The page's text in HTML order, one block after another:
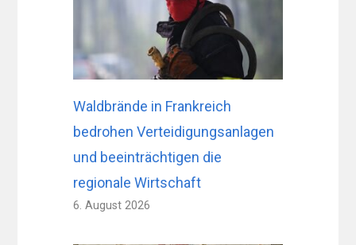
Waldbrände in Frankreich
bedrohen Verteidigungsanlagen
und beeinträchtigen die
regionale Wirtschaft
6. August 2026